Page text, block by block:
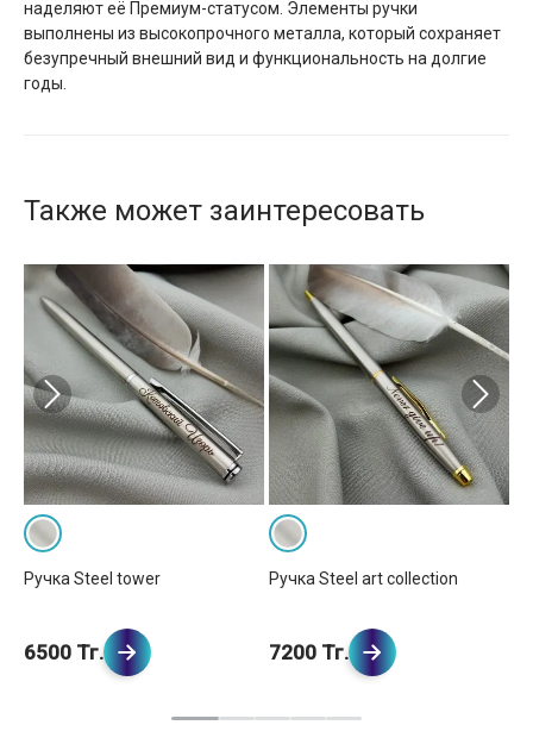
наделяют её Премиум-статусом. Элементы ручки
выполнены из высокопрочного металла, который сохраняет
безупречный внешний вид и функциональность на долгие
годы.
Также может заинтересовать
Ручка Steel tower
6500 Тг.
Ручка Steel art collection
7200 Тг.